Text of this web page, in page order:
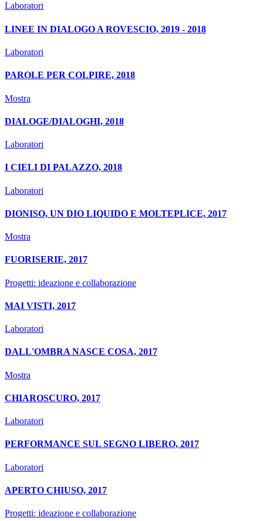
Laboratori
LINEE IN DIALOGO A ROVESCIO, 2019 - 2018
Laboratori
PAROLE PER COLPIRE, 2018
Mostra
DIALOGE/DIALOGHI, 2018
Laboratori
I CIELI DI PALAZZO, 2018
Laboratori
DIONISO, UN DIO LIQUIDO E MOLTEPLICE, 2017
Mostra
FUORISERIE, 2017
Progetti: ideazione e collaborazione
MAI VISTI, 2017
Laboratori
DALL'OMBRA NASCE COSA, 2017
Mostra
CHIAROSCURO, 2017
Laboratori
PERFORMANCE SUL SEGNO LIBERO, 2017
Laboratori
APERTO CHIUSO, 2017
Progetti: ideazione e collaborazione